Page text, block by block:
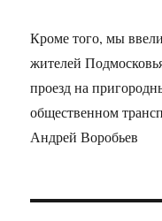
Кроме того, мы
жителей
проезд на
общественном
Андрей Воробьев